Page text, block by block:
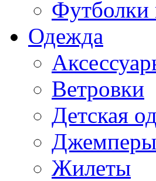
Футболки
Одежда
Ветровки
Детская
Джемперы
Жилеты